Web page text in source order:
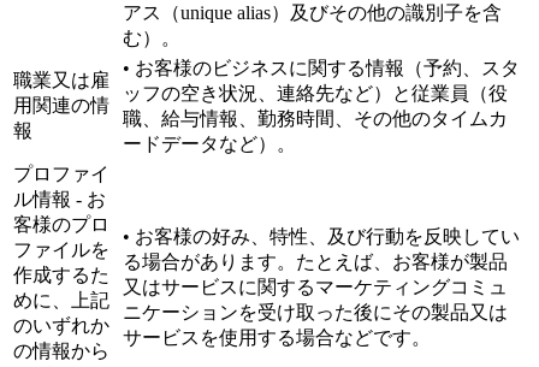
アス（unique alias）及びその他の識別子を含
む）。
職業又は雇
用関連の情
報
• お客様のビジネスに関する情報（予約、スタ
ッフの空き状況、連絡先など）と従業員（役
職、給与情報、勤務時間、その他のタイムカ
ードデータなど）。
プロファイ
ル情報 - お
客様のプロ
ファイルを
作成するた
めに、上記
のいずれか
の情報から
• お客様の好み、特性、及び行動を反映してい
る場合があります。たとえば、お客様が製品
又はサービスに関するマーケティングコミュ
ニケーションを受け取った後にその製品又は
サービスを使用する場合などです。